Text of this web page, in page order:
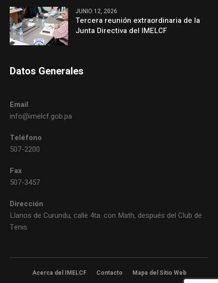
JUNIO 12, 2026
Tercera reunión extraordinaria de la
Junta Directiva del IMELCF
Datos Generales
Email
info@imelcf.gob.pa
Teléfono
507-2200
Fax
507-3457
Dirección
Llanos de Curundu, calle 4ta. con Math, después del Club de
Tenis.
Acerca del IMELCF Contacto Mapa del Sitio Web